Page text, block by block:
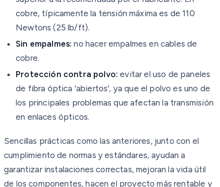
cobre, típicamente la tensión máxima es de 110
Newtons (25 lb/ft).
Sin empalmes: no hacer empalmes en cables de
cobre.
Protección contra polvo: evitar el uso de paneles
de fibra óptica ‘abiertos’, ya que el polvo es uno de
los principales problemas que afectan la transmisión
en enlaces ópticos.
Sencillas prácticas como las anteriores, junto con el
cumplimiento de normas y estándares, ayudan a
garantizar instalaciones correctas, mejoran la vida útil
de los componentes, hacen el proyecto más rentable y